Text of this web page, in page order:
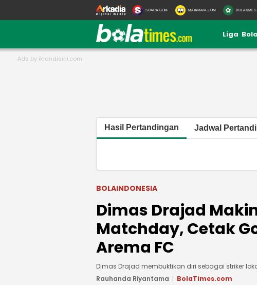
SUARA.COM MATAMATA.COM
Liga
Hasil Pertandingan Jadwal
BOLAINDONESIA
Dimas Drajad
Matchday, Cetak
Arema FC
Dimas Drajad membuktikan diri sebagai striker
Rauhanda Riyantama
BolaTimes.com